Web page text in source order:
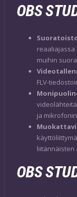
OBS
reaaliajassa
muihin
FLV-
ja
liitännäisten
OBS